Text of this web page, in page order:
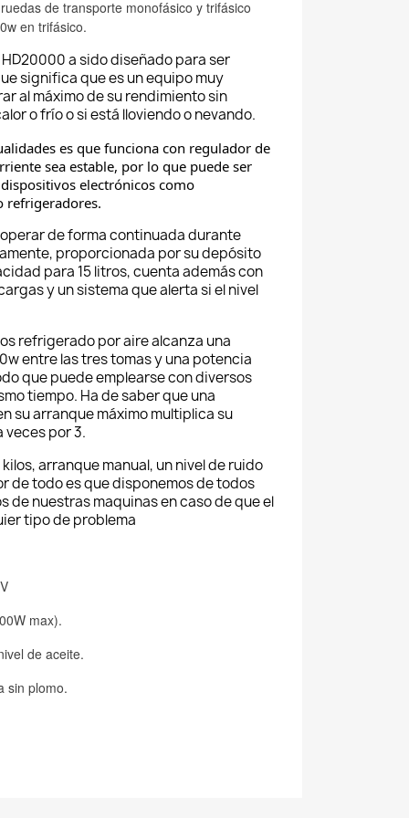
de transporte monofásico y trifásico
en trifásico.
a sido diseñado para ser
significa que es un equipo muy
al máximo de su rendimiento sin
o frío o si está lloviendo o nevando.
es que funciona con regulador de
sea estable, por lo que puede ser
electrónicos como
refrigeradores.
de forma continuada durante
proporcionada por su depósito
para 15 litros, cuenta además con
y un sistema que alerta si el nivel
refrigerado por aire alcanza una
entre las tres tomas y una potencia
que puede emplearse con diversos
tiempo. Ha de saber que una
su arranque máximo multiplica su
veces por 3.
arranque manual, un nivel de ruido
de todo es que disponemos de todos
de nuestras maquinas en caso de que el
tipo de problema
max).
de aceite.
sin plomo.